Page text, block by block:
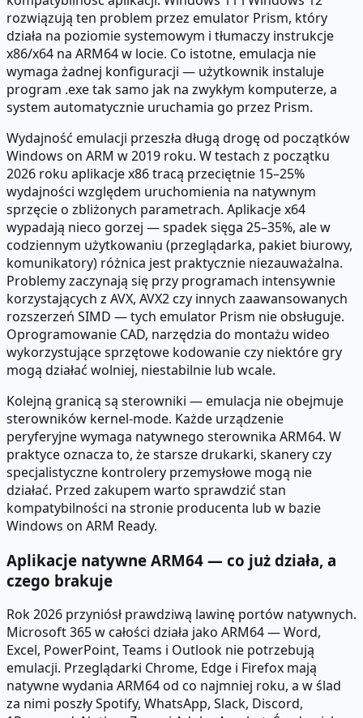
rozwiązują ten problem przez emulator Prism, który
działa na poziomie systemowym i tłumaczy instrukcje
x86/x64 na ARM64 w locie. Co istotne, emulacja nie
wymaga żadnej konfiguracji — użytkownik instaluje
program .exe tak samo jak na zwykłym komputerze, a
system automatycznie uruchamia go przez Prism.
Wydajność emulacji przeszła długą drogę od początków
Windows on ARM w 2019 roku. W testach z początku
2026 roku aplikacje x86 tracą przeciętnie 15–25%
wydajności względem uruchomienia na natywnym
sprzęcie o zbliżonych parametrach. Aplikacje x64
wypadają nieco gorzej — spadek sięga 25–35%, ale w
codziennym użytkowaniu (przeglądarka, pakiet biurowy,
komunikatory) różnica jest praktycznie niezauważalna.
Problemy zaczynają się przy programach intensywnie
korzystających z AVX, AVX2 czy innych zaawansowanych
rozszerzeń SIMD — tych emulator Prism nie obsługuje.
Oprogramowanie CAD, narzędzia do montażu wideo
wykorzystujące sprzętowe kodowanie czy niektóre gry
mogą działać wolniej, niestabilnie lub wcale.
Kolejną granicą są sterowniki — emulacja nie obejmuje
sterowników kernel-mode. Każde urządzenie
peryferyjne wymaga natywnego sterownika ARM64. W
praktyce oznacza to, że starsze drukarki, skanery czy
specjalistyczne kontrolery przemysłowe mogą nie
działać. Przed zakupem warto sprawdzić stan
kompatybilności na stronie producenta lub w bazie
Windows on ARM Ready.
Aplikacje natywne ARM64 — co już działa, a
czego brakuje
Rok 2026 przyniósł prawdziwą lawinę portów natywnych.
Microsoft 365 w całości działa jako ARM64 — Word,
Excel, PowerPoint, Teams i Outlook nie potrzebują
emulacji. Przeglądarki Chrome, Edge i Firefox mają
natywne wydania ARM64 od co najmniej roku, a w ślad
za nimi poszły Spotify, WhatsApp, Slack, Discord,